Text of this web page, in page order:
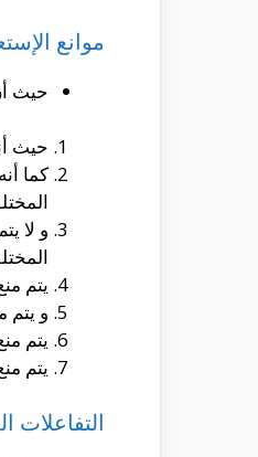
موانع
حيث
حيث
كما
و لا
يتم
و يتم
يتم
يتم
التفاعلات